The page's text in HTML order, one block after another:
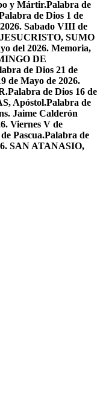
y Mártir.Palabra de
de Dios 1 de
Sabado VIII de
SUMO
del 2026. Memoria,
DE
de Dios 21 de
de Mayo de 2026.
Palabra de Dios 16 de
Apóstol.Palabra de
Jaime Calderón
Viernes V de
Pascua.Palabra de
SAN ATANASIO,